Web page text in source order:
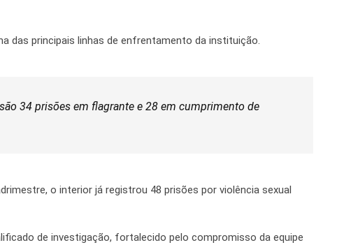
das principais linhas de enfrentamento da instituição.
34 prisões em flagrante e 28 em cumprimento de
o interior já registrou 48 prisões por violência sexual
de investigação, fortalecido pelo compromisso da equipe